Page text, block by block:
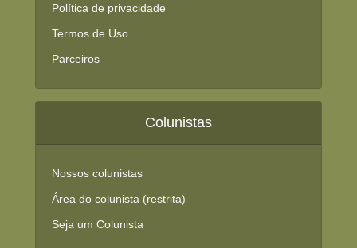
Política de privacidade
Termos de Uso
Parceiros
Colunistas
Nossos colunistas
Área do colunista (restrita)
Seja um Colunista